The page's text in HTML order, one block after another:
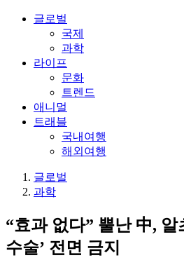
글로벌
국제
과학
라이프
문화
트렌드
애니멀
트래블
국내여행
해외여행
글로벌
과학
“효과 없다” 뿔난 中, 알
수술’ 전면 금지